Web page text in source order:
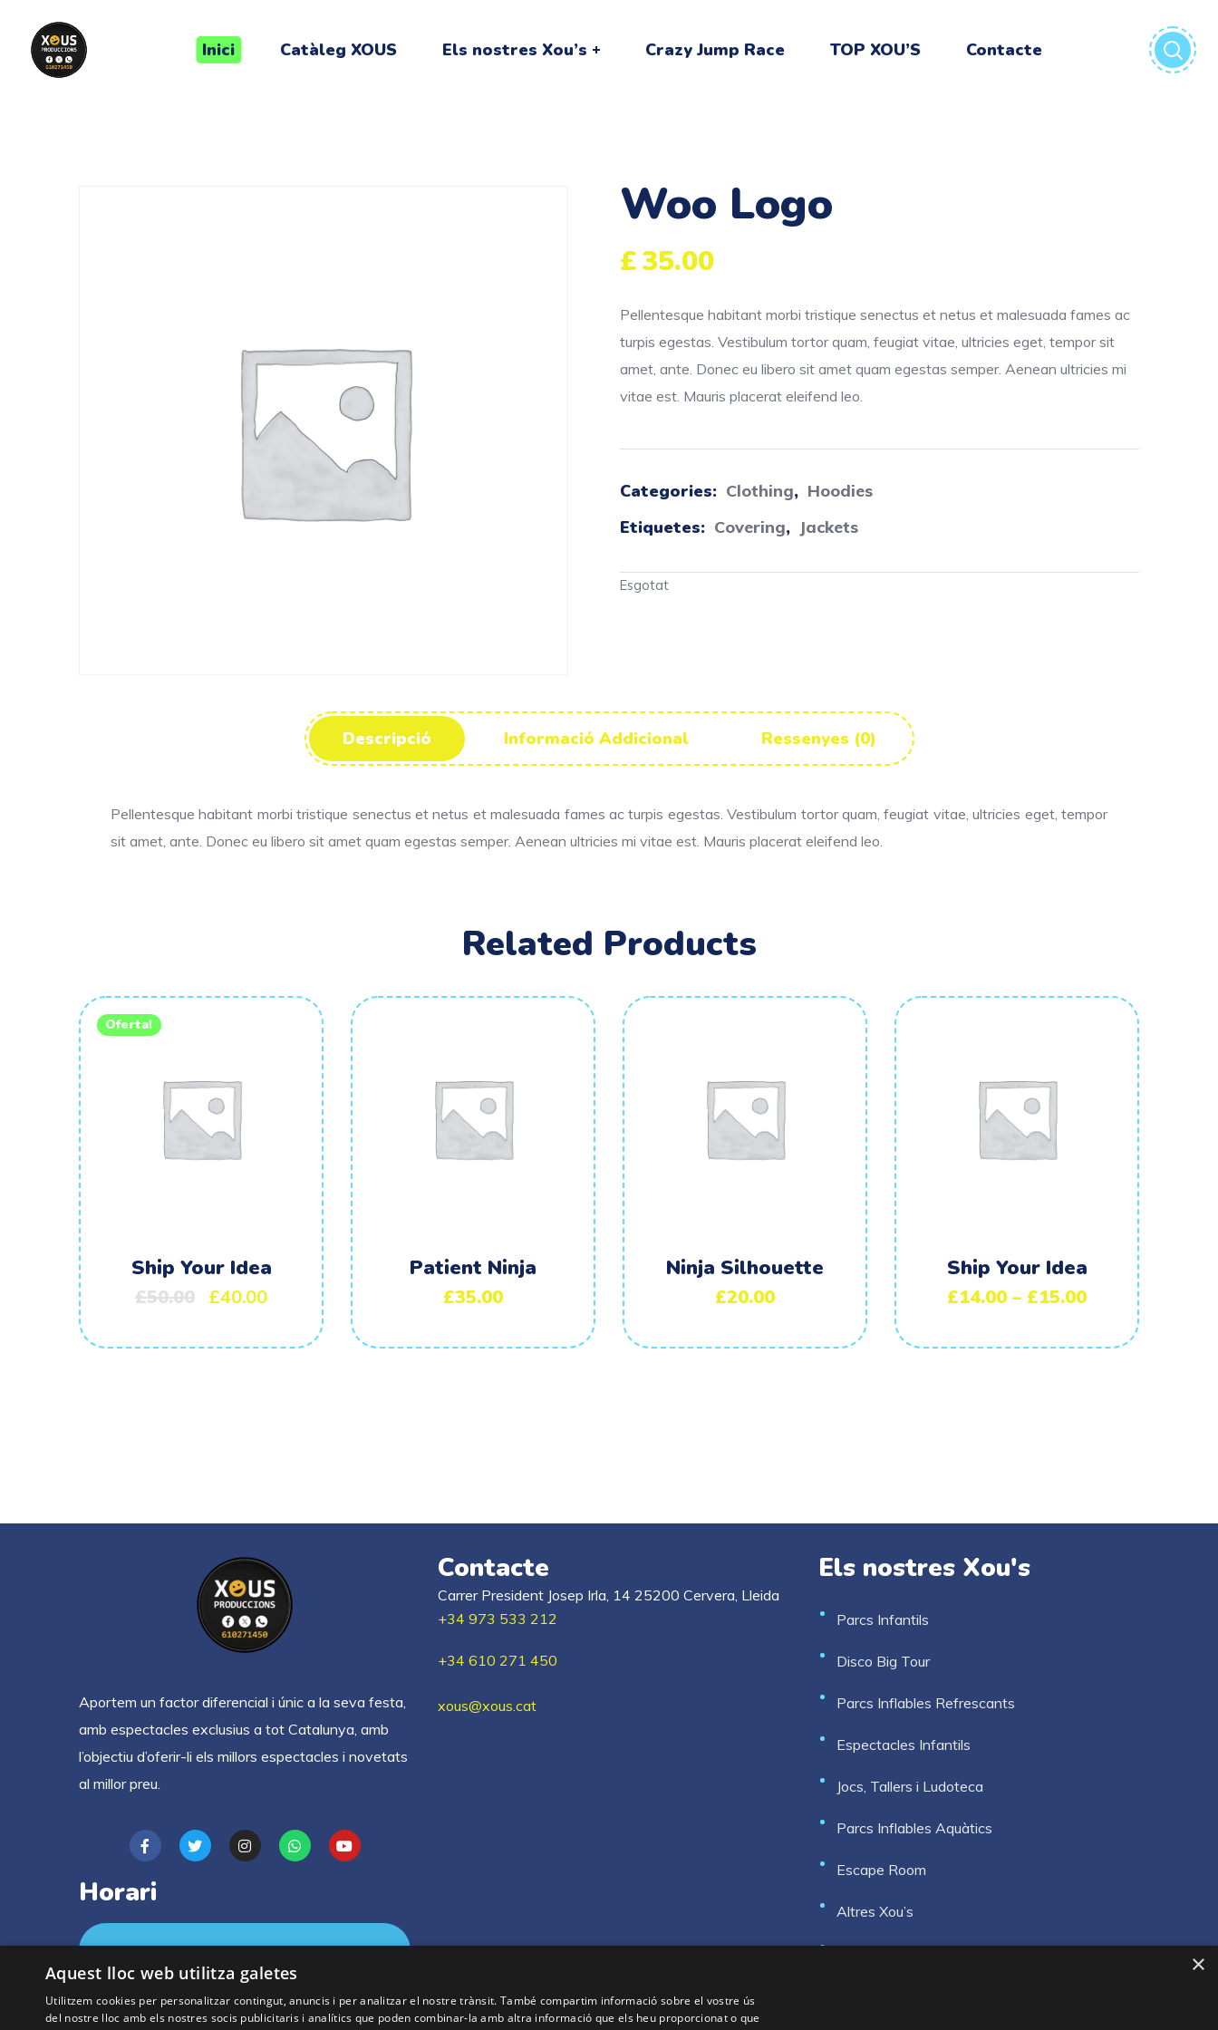
Inici Catàleg XOUS Els nostres Xou’s Crazy Jump Race TOP XOU’S Contacte
Woo Logo
£35.00
Pellentesque habitant morbi tristique senectus et netus et malesuada fames ac
turpis egestas. Vestibulum tortor quam, feugiat vitae, ultricies eget, tempor sit
amet, ante. Donec eu libero sit amet quam egestas semper. Aenean ultricies mi
vitae est. Mauris placerat eleifend leo.
Categories: Clothing, Hoodies
Etiquetes: Covering, Jackets
Esgotat
Descripció Informació Addicional Ressenyes (0)
Pellentesque habitant morbi tristique senectus et netus et malesuada fames ac turpis egestas. Vestibulum tortor quam, feugiat vitae, ultricies eget, tempor
sit amet, ante. Donec eu libero sit amet quam egestas semper. Aenean ultricies mi vitae est. Mauris placerat eleifend leo.
Related Products
Oferta!
Ship Your Idea
£50.00 £40.00
Patient Ninja
£35.00
Ninja Silhouette
£20.00
Ship Your Idea
£14.00 – £15.00
Aportem un factor diferencial i únic a la seva festa,
amb espectacles exclusius a tot Catalunya, amb
l’objectiu d’oferir-li els millors espectacles i novetats
al millor preu.
Horari
Contacte
Carrer President Josep Irla, 14 25200 Cervera, Lleida
+34 973 533 212
+34 610 271 450
xous@xous.cat
Els nostres Xou's
Parcs Infantils
Disco Big Tour
Parcs Inflables Refrescants
Espectacles Infantils
Jocs, Tallers i Ludoteca
Parcs Inflables Aquàtics
Escape Room
Altres Xou’s
×
Aquest lloc web utilitza galetes
Utilitzem cookies per personalitzar contingut, anuncis i per analitzar el nostre trànsit. També compartim informació sobre el vostre ús
del nostre lloc amb els nostres socis publicitaris i analítics que poden combinar-la amb altra informació que els heu proporcionat o que